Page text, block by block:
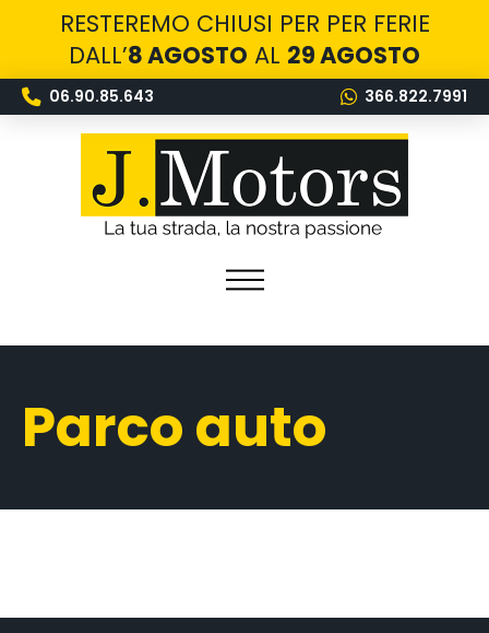
RESTEREMO CHIUSI PER PER FERIE
DALL’8 AGOSTO AL 29 AGOSTO
06.90.85.643 366.822.7991
Parco auto